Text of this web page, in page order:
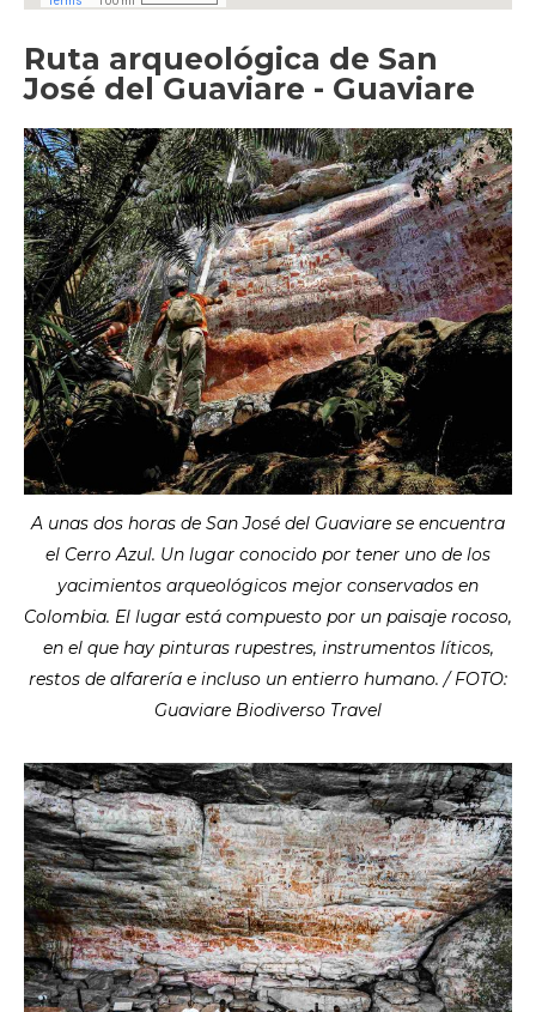
Ruta arqueológica de San
José del Guaviare - Guaviare
A unas dos horas de San José del Guaviare se encuentra
el Cerro Azul. Un lugar conocido por tener uno de los
yacimientos arqueológicos mejor conservados en
Colombia. El lugar está compuesto por un paisaje rocoso,
en el que hay pinturas rupestres, instrumentos líticos,
restos de alfarería e incluso un entierro humano. / FOTO:
Guaviare Biodiverso Travel